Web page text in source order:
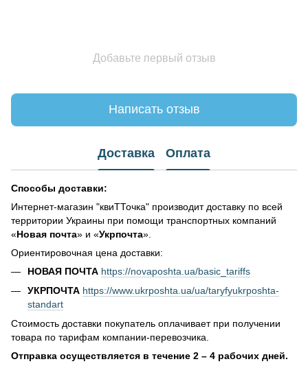
Добавьте первый отзыв
Написать отзыв
Доставка Оплата
Способы доставки:
Интернет-магазин "квиТТочка" производит доставку по всей
территории Украины при помощи транспортных компаний
«Новая почта» и «Укрпочта».
Ориентировочная цена доставки:
НОВАЯ ПОЧТА https://novaposhta.ua/basic_tariffs
УКРПОЧТА https://www.ukrposhta.ua/ua/taryfyukrposhta-
standart
Стоимость доставки покупатель оплачивает при получении
товара по тарифам компании-перевозчика.
Отправка осуществляется в течение 2 – 4 рабочих дней.